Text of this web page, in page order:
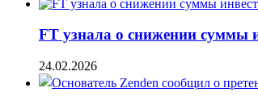
FT узнала о снижении суммы
24.02.2026